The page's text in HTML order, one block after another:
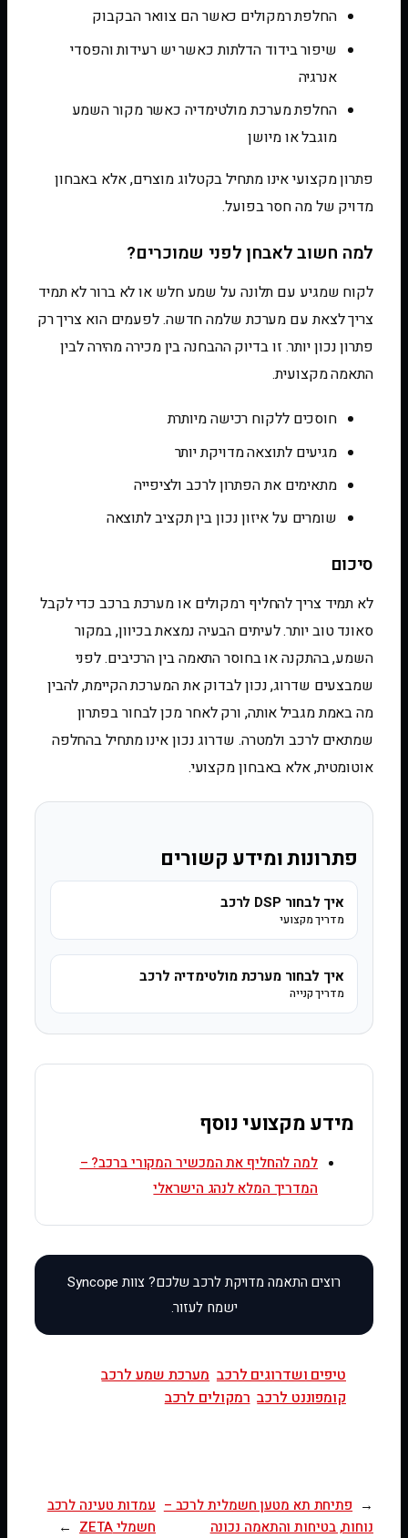
החלפת רמקולים כאשר הם צוואר הבקבוק
שיפור בידוד הדלתות כאשר יש רעידות והפסדי
אנרגיה
החלפת מערכת מולטימדיה כאשר מקור השמע
מוגבל או מיושן
פתרון מקצועי אינו מתחיל בקטלוג מוצרים, אלא באבחון
מדויק של מה חסר בפועל.
למה חשוב לאבחן לפני שמוכרים?
לקוח שמגיע עם תלונה על שמע חלש או לא ברור לא תמיד
צריך לצאת עם מערכת שלמה חדשה. לפעמים הוא צריך רק
פתרון נכון יותר. זו בדיוק ההבחנה בין מכירה מהירה לבין
התאמה מקצועית.
חוסכים ללקוח רכישה מיותרת
מגיעים לתוצאה מדויקת יותר
מתאימים את הפתרון לרכב ולציפייה
שומרים על איזון נכון בין תקציב לתוצאה
סיכום
לא תמיד צריך להחליף רמקולים או מערכת ברכב כדי לקבל
סאונד טוב יותר. לעיתים הבעיה נמצאת בכיוון, במקור
השמע, בהתקנה או בחוסר התאמה בין הרכיבים. לפני
שמבצעים שדרוג, נכון לבדוק את המערכת הקיימת, להבין
מה באמת מגביל אותה, ורק לאחר מכן לבחור בפתרון
שמתאים לרכב ולמטרה. שדרוג נכון אינו מתחיל בהחלפה
אוטומטית, אלא באבחון מקצועי.
פתרונות ומידע קשורים
איך לבחור DSP לרכב
מדריך מקצועי
איך לבחור מערכת מולטימדיה לרכב
מדריך קנייה
מידע מקצועי נוסף
למה להחליף את המכשיר המקורי ברכב? –
המדריך המלא לנהג הישראלי
טיפים ושדרוגים לרכב מערכת שמע לרכב
קומפוננט לרכב רמקולים לרכב
← פתיחת תא מטען חשמלית לרכב –
נוחות, בטיחות והתאמה נכונה
עמדות טעינה לרכב
חשמלי ZETA
→